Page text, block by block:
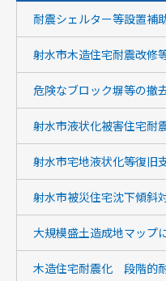
耐震シェルター等設置補
射水市木造住宅耐震改修
危険なブロック塀等の撤
射水市液状化被害住宅耐
射水市宅地液状化等復旧
射水市被災住宅沈下傾斜
大規模盛土造成地マップ
木造住宅耐震化 段階的